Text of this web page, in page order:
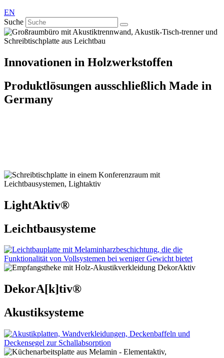
EN
Suche
Innovationen in Holzwerkstoffen
Produktlösungen ausschließlich Made in
Germany
LightAktiv®
Leichtbausysteme
DekorA[k]tiv®
Akustiksysteme